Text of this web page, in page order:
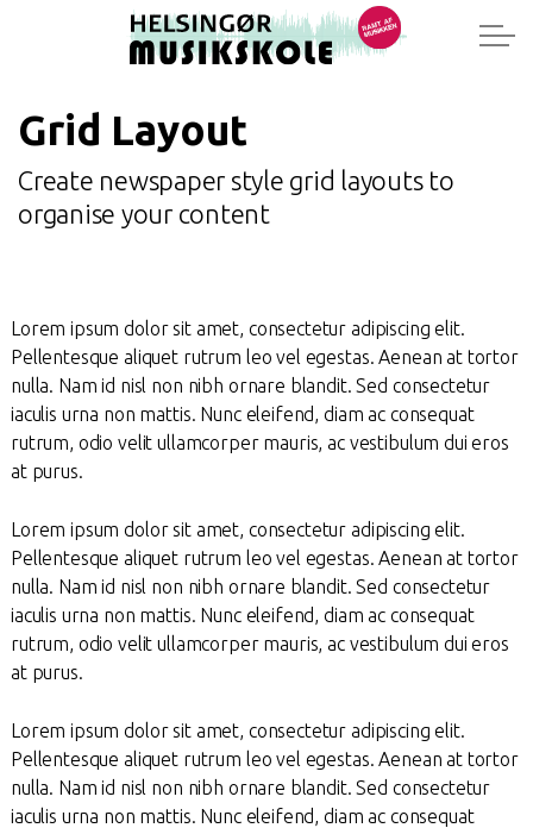
Grid Layout
Create newspaper style grid layouts to
organise your content
Lorem ipsum dolor sit amet, consectetur adipiscing elit.
Pellentesque aliquet rutrum leo vel egestas. Aenean at tortor
nulla. Nam id nisl non nibh ornare blandit. Sed consectetur
iaculis urna non mattis. Nunc eleifend, diam ac consequat
rutrum, odio velit ullamcorper mauris, ac vestibulum dui eros
at purus.
Lorem ipsum dolor sit amet, consectetur adipiscing elit.
Pellentesque aliquet rutrum leo vel egestas. Aenean at tortor
nulla. Nam id nisl non nibh ornare blandit. Sed consectetur
iaculis urna non mattis. Nunc eleifend, diam ac consequat
rutrum, odio velit ullamcorper mauris, ac vestibulum dui eros
at purus.
Lorem ipsum dolor sit amet, consectetur adipiscing elit.
Pellentesque aliquet rutrum leo vel egestas. Aenean at tortor
nulla. Nam id nisl non nibh ornare blandit. Sed consectetur
iaculis urna non mattis. Nunc eleifend, diam ac consequat